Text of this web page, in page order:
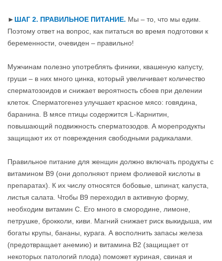
► ШАГ 2. ПРАВИЛЬНОЕ ПИТАНИЕ. Мы – то, что мы едим.
Поэтому ответ на вопрос, как питаться во время подготовки к
беременности, очевиден – правильно!
Мужчинам полезно употреблять финики, квашеную капусту,
груши – в них много цинка, который увеличивает количество
сперматозоидов и снижает вероятность сбоев при делении
клеток. Сперматогенез улучшает красное мясо: говядина,
баранина. В мясе птицы содержится L-Карнитин,
повышающий подвижность сперматозодов. А морепродукты
защищают их от повреждения свободными радикалами.
Правильное питание для женщин должно включать продукты с
витамином В9 (они дополняют прием фолиевой кислоты в
препаратах). К их числу относятся бобовые, шпинат, капуста,
листья салата. Чтобы В9 переходил в активную форму,
необходим витамин С. Его много в смородине, лимоне,
петрушке, брокколи, киви. Магний снижает риск выкидыша, им
богаты крупы, бананы, курага. А восполнить запасы железа
(предотвращает анемию) и витамина В2 (защищает от
некоторых патологий плода) поможет куриная, свиная и